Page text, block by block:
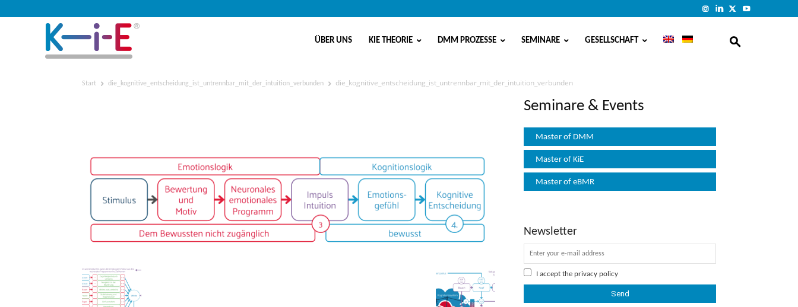
ÜBER UNS KIE THEORIE DMM PROZESSE SEMINARE GESELLSCHAFT
Start die_kognitive_entscheidung_ist_untrennbar_mit_der_intuition_verbunden die_kognitive_entscheidung_ist_untrennbar_mit_der_intuition_verbunden
Seminare & Events
Master of DMM
Master of KiE
Master of eBMR
Newsletter
I accept the privacy policy